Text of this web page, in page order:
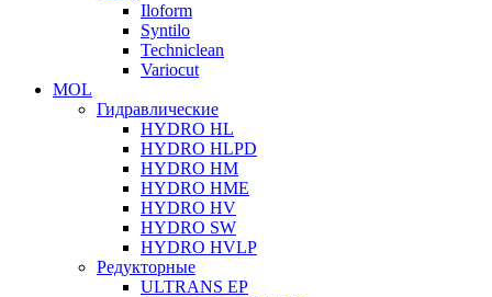
Iloform
Syntilo
Techniclean
Variocut
MOL
Гидравлические
HYDRO HL
HYDRO HLPD
HYDRO HM
HYDRO HME
HYDRO HV
HYDRO SW
HYDRO HVLP
Редукторные
ULTRANS EP